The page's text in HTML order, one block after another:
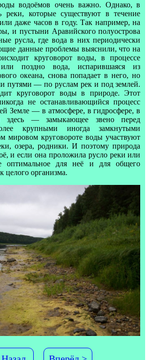
водоёмов очень важно. Однако, в
реки, которые существуют в течение
даже часов в году. Так например, на
и пустыни Аравийского полуострова
русла, где вода в них периодически
данные проблемы выяснили, что на
круговорот воды, в процессе
поздно вода, испарившаяся из
океана, снова попадает в него, но
путями — по руслам рек и под землей.
круговорот воды в природе. Этот
не останавливающийся процесс
Земле — в атмосфере, в гидросфере, в
здесь — замыкающее звено перед
крупными иногда замкнутыми
мировом круговороте воды участвуют
озера, родники. И поэтому природа
и если она проложила русло реки или
оптимальное для неё и для общего
целого организма.